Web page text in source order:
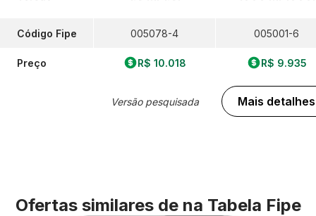
Código Fipe
Preço
005078-4
R$ 10.018
Versão pesquisada
005001-6
R$ 9.935
Mais detalhes
Ofertas similares de na Tabela Fipe
Foto 360º